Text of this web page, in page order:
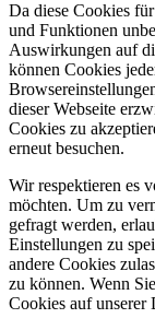
Da diese Cookies
und Funktionen
Auswirkungen auf
können Cookies
dieser Webseite
Cookies zu
erneut besuchen.
Wir respektieren es
möchten. Um zu
gefragt werden,
Einstellungen zu
andere Cookies
zu können. Wenn
Cookies auf unserer